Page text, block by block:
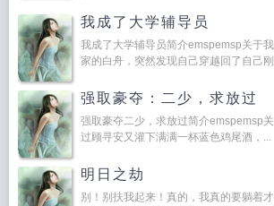
我成了大学辅导员
我成了大学辅导员简介emspemsp关于
家的白舟，突然发现自己穿越回了自己
强取豪夺：二少，求放过
强取豪夺二少，求放过简介emspemsp
过顾寻安又灌下满满一杯蓝色鸡尾酒，...
明日之劫
别！别扶我起来！真的，我真的要躺着